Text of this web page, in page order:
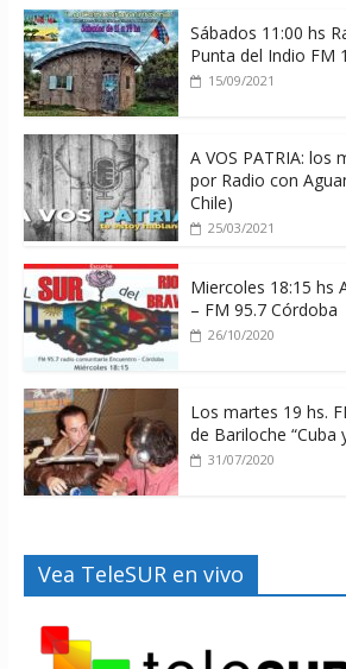
Sábados 11:00 hs
Punta del Indio FM
15/09/2021
A VOS PATRIA: los
por Radio con
Chile)
25/03/2021
Miercoles 18:15 hs
– FM 95.7 Córdoba
26/10/2020
Los martes 19 hs.
de Bariloche “Cuba
31/07/2020
Vea TeleSUR en vivo